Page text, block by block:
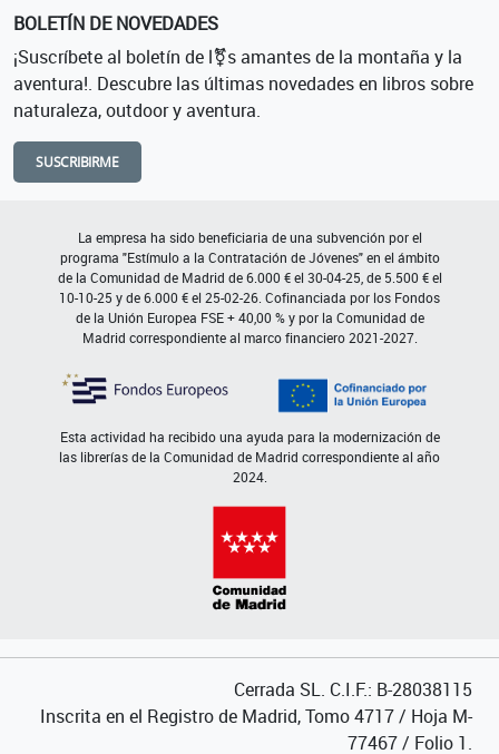
BOLETÍN DE NOVEDADES
¡Suscríbete al boletín de l⚧s amantes de la montaña y la
aventura!. Descubre las últimas novedades en libros sobre
naturaleza, outdoor y aventura.
SUSCRIBIRME
La empresa ha sido beneficiaria de una subvención por el
programa "Estímulo a la Contratación de Jóvenes" en el ámbito
de la Comunidad de Madrid de 6.000 € el 30-04-25, de 5.500 € el
10-10-25 y de 6.000 € el 25-02-26. Cofinanciada por los Fondos
de la Unión Europea FSE + 40,00 % y por la Comunidad de
Madrid correspondiente al marco financiero 2021-2027.
Esta actividad ha recibido una ayuda para la modernización de
las librerías de la Comunidad de Madrid correspondiente al año
2024.
Cerrada SL. C.I.F.: B-28038115
Inscrita en el Registro de Madrid, Tomo 4717 / Hoja M-
77467 / Folio 1.